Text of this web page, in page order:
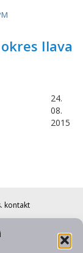
Ilava
24.
08.
2015
kontakt